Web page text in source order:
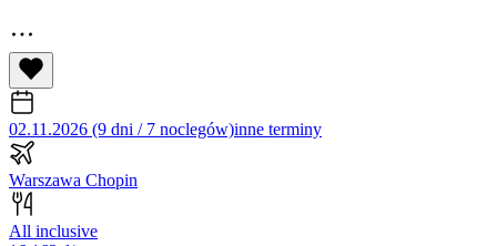
02.11.2026 (9 dni / 7 noclegów)inne terminy
Warszawa Chopin
All inclusive